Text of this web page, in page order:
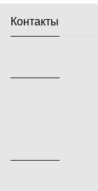
Контакты